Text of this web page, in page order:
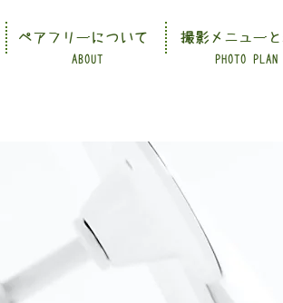
ABOUT PHOTO PLAN
ペアフリーについて 撮影メニュー